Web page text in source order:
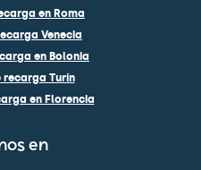
en Roma
Venecia
en Bolonia
recarga Turín
en Florencia
en